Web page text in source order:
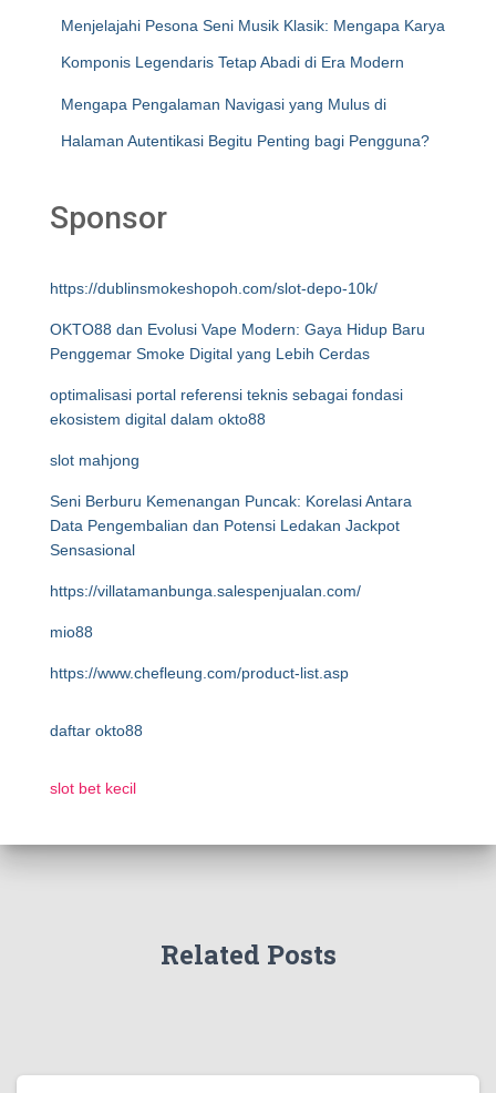
Menjelajahi Pesona Seni Musik Klasik: Mengapa Karya
Komponis Legendaris Tetap Abadi di Era Modern
Mengapa Pengalaman Navigasi yang Mulus di
Halaman Autentikasi Begitu Penting bagi Pengguna?
Sponsor
https://dublinsmokeshopoh.com/slot-depo-10k/
OKTO88 dan Evolusi Vape Modern: Gaya Hidup Baru
Penggemar Smoke Digital yang Lebih Cerdas
optimalisasi portal referensi teknis sebagai fondasi
ekosistem digital dalam okto88
slot mahjong
Seni Berburu Kemenangan Puncak: Korelasi Antara
Data Pengembalian dan Potensi Ledakan Jackpot
Sensasional
https://villatamanbunga.salespenjualan.com/
mio88
https://www.chefleung.com/product-list.asp
daftar okto88
slot bet kecil
Related Posts